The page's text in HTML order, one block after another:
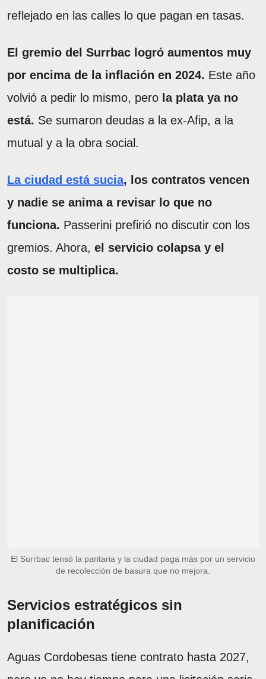
reflejado en las calles lo que pagan en tasas.
El gremio del Surrbac logró aumentos muy
por encima de la inflación en 2024. Este año
volvió a pedir lo mismo, pero la plata ya no
está. Se sumaron deudas a la ex-Afip, a la
mutual y a la obra social.
La ciudad está sucia, los contratos vencen
y nadie se anima a revisar lo que no
funciona. Passerini prefirió no discutir con los
gremios. Ahora, el servicio colapsa y el
costo se multiplica.
El Surrbac tensó la paritaria y la ciudad paga más por un servicio
de recolección de basura que no mejora.
Servicios estratégicos sin
planificación
Aguas Cordobesas tiene contrato hasta 2027,